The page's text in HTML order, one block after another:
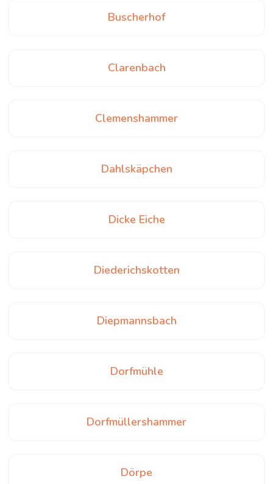
Buscherhof
Clarenbach
Clemenshammer
Dahlskäpchen
Dicke Eiche
Diederichskotten
Diepmannsbach
Dorfmühle
Dorfmüllershammer
Dörpe